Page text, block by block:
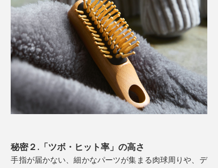
秘密２.「ツボ・ヒット率」の高さ
手指が届かない、細かなパーツが集まる肉球周りや、デ